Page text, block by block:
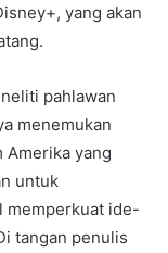
yang akan
pahlawan
menemukan
Amerika yang
untuk
memperkuat ide-
tangan penulis